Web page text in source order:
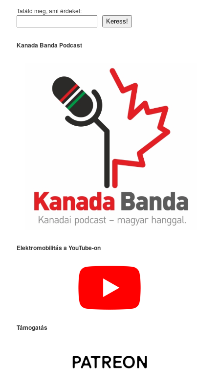
Találd meg, ami érdekel:
Keress!
Kanada Banda Podcast
Elektromobilitás a YouTube-on
Támogatás